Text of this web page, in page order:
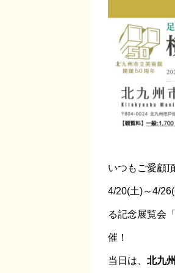
いつもご愛顧
4/20(土)～4/
る記念展覧会
催！
当日は、 北九